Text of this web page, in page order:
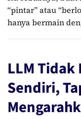
“pintar” atau
hanya bermain
LLM
Sendiri,